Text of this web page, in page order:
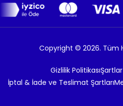
Copyright © 2026. Tüm
Gizlilik Politikası
İptal & İade ve Teslimat Şartları